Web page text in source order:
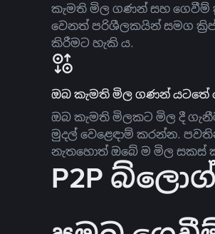
කැමති මිල ගණන් සහ ගෙවීම්
වෙනත් පරිශීලකයින් සමග
කිරීමට හැකි ය.
ඔබ කැමති මිල ගණන් යටතේ
ඔබ කැමති මිලකට මිල දී
මුදල් වෙළෙඳාම් කරන්න.
නැතහොත් ඔබේ ම මිල සකස්
P2P බ්ලොග්